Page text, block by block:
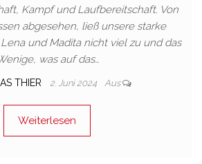
Kampf und Laufbereitschaft. Von
abgesehen, ließ unsere starke
und Madita nicht viel zu und das
was auf das…
THIER 2. Juni 2024 Aus
Weiterlesen